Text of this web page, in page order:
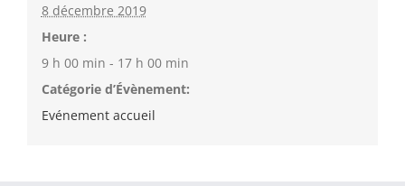
8 décembre 2019
Heure :
9 h 00 min - 17 h 00 min
Catégorie d’Évènement:
Evénement accueil